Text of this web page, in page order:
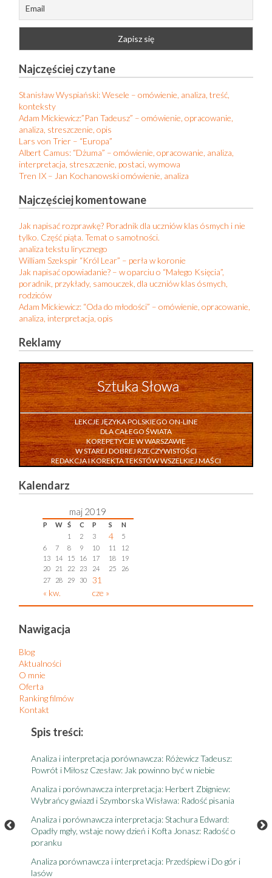
Najczęściej czytane
Stanisław Wyspiański: Wesele – omówienie, analiza, treść,
konteksty
Adam Mickiewicz:”Pan Tadeusz” – omówienie, opracowanie,
analiza, streszczenie, opis
Lars von Trier – “Europa”
Albert Camus: “Dżuma” – omówienie, opracowanie, analiza,
interpretacja, streszczenie, postaci, wymowa
Tren IX – Jan Kochanowski omówienie, analiza
Najczęściej komentowane
Jak napisać rozprawkę? Poradnik dla uczniów klas ósmych i nie
tylko. Część piąta. Temat o samotności.
analiza tekstu lirycznego
William Szekspir “Król Lear” – perła w koronie
Jak napisać opowiadanie? – w oparciu o “Małego Księcia”,
poradnik, przykłady, samouczek, dla uczniów klas ósmych,
rodziców
Adam Mickiewicz: “Oda do młodości” – omówienie, opracowanie,
analiza, interpretacja, opis
Reklamy
LEKCJE JĘZYKA POLSKIEGO ON-LINE
DLA CAŁEGO ŚWIATA
KOREPETYCJE W WARSZAWIE
W STAREJ DOBREJ RZECZYWISTOŚCI
REDAKCJA I KOREKTA TEKSTÓW WSZELKIEJ MAŚCI
Kalendarz
maj 2019
P W Ś C P S N
« kw. cze »
1 2 3 4
5
6
7 8 9 10 11
12
13
14 15 16 17 18
19
20
21 22 23 24 25
26
27
28 29 30 31
Nawigacja
Blog
Aktualności
O mnie
Oferta
Ranking filmów
Kontakt
Spis treści:
Analiza i interpretacja porównawcza: Różewicz Tadeusz:
Powrót i Miłosz Czesław: Jak powinno być w niebie
Analiza i porównawcza interpretacja: Herbert Zbigniew:
Wybrańcy gwiazd i Szymborska Wisława: Radość pisania
Analiza i porównawcza interpretacja: Stachura Edward:
Opadły mgły, wstaje nowy dzień i Kofta Jonasz: Radość o
poranku
Analiza porównawcza i interpretacja: Przedśpiew i Do gór i
lasów